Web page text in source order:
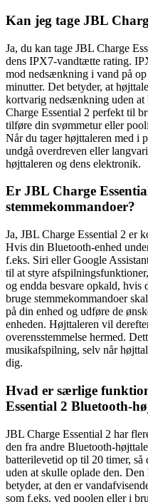
Kan jeg tage JBL
Ja, du kan tage JBL Charge
dens IPX7-vandtætte rating.
mod nedsænkning i vand på
minutter. Det betyder, at
kortvarig nedsænkning uden
Charge Essential 2 perfekt til
tilføre din svømmetur eller
Når du tager højttaleren med i
undgå overdreven eller
højttaleren og dens elektronik.
Er JBL Charge
stemmekommandoer?
Ja, JBL Charge Essential 2 er
Hvis din Bluetooth-enhed
f.eks. Siri eller Google
til at styre
og endda besvare opkald, hvis
bruge stemmekommandoer
på din enhed og udføre de
enheden. Højttaleren vil
overensstemmelse hermed.
musikafspilning, selv når
dig.
Hvad er særlige
Essential 2 Bluetooth-
JBL Charge Essential 2 har
den fra andre Bluetooth-
batterilevetid op til 20 timer,
uden at skulle oplade den.
betyder, at den er
som f.eks. ved poolen eller i